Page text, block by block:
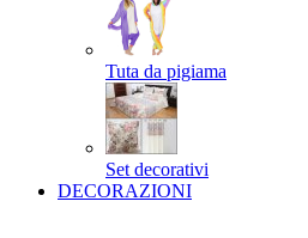
Tuta da pigiama
Set decorativi
DECORAZIONI